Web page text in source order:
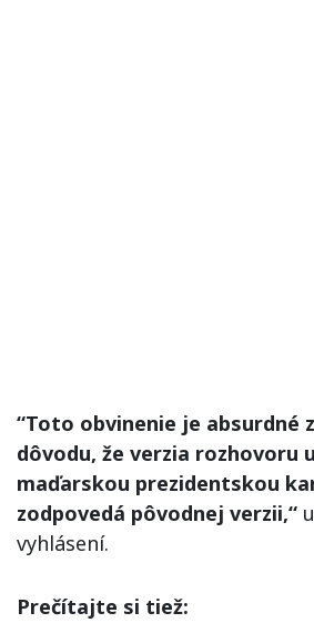
“Toto obvinenie je absurdné
dôvodu, že verzia rozhovoru
maďarskou prezidentskou
zodpovedá pôvodnej verzii,“
vyhlásení.
Prečítajte si tiež: